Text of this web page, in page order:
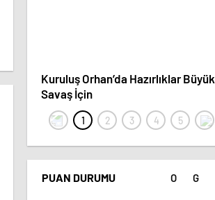
Kuruluş Orhan’da Hazırlıklar Büyük
Savaş İçin
PUAN DURUMU O G